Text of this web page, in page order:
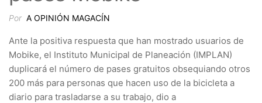
Por A OPINIÓN MAGACÍN
Ante la positiva respuesta que han mostrado usuarios de
Mobike, el Instituto Municipal de Planeación (IMPLAN)
duplicará el número de pases gratuitos obsequiando otros
200 más para personas que hacen uso de la bicicleta a
diario para trasladarse a su trabajo, dio a